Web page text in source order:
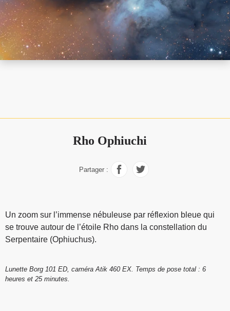
Rho Ophiuchi
Partager :
Un zoom sur l’immense nébuleuse par réflexion bleue qui
se trouve autour de l’étoile Rho dans la constellation du
Serpentaire (Ophiuchus).
Lunette Borg 101 ED, caméra Atik 460 EX. Temps de pose total : 6
heures et 25 minutes.